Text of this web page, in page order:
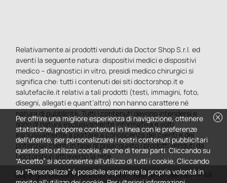
Relativamente ai prodotti venduti da Doctor Shop S.r.l. ed
aventi la seguente natura: dispositivi medici e dispositivi
medico – diagnostici in vitro, presidi medico chirurgici si
significa che: tutti i contenuti dei siti doctorshop.it e
salutefacile.it relativi a tali prodotti (testi, immagini, foto,
disegni, allegati e quant’altro) non hanno carattere né
natura di pubblicità. Tutti i contenuti devono intendersi e
sono di natura esclusivamente informativa e volti
esclusivamente a portare a conoscenza dei clienti e dei
potenziali clienti in fase di preacquisto i prodotti venduti da
Doctorshop attraverso la rete.
Copyright DoctorShop 2005-2026 - Tutti diritti riservati - P.IVA
cancel
Per offrire una migliore esperienza di navigazione, ottenere
statistiche, proporre contenuti in linea con le preferenze
dell'utente, per personalizzare i nostri contenuti pubblicitari
questo sito utilizza cookie, anche di terze parti. Cliccando su
“Accetto” si acconsente all'utilizzo di tutti i cookie. Cliccando
su “Personalizza” è possibile esprimere la propria volontà in